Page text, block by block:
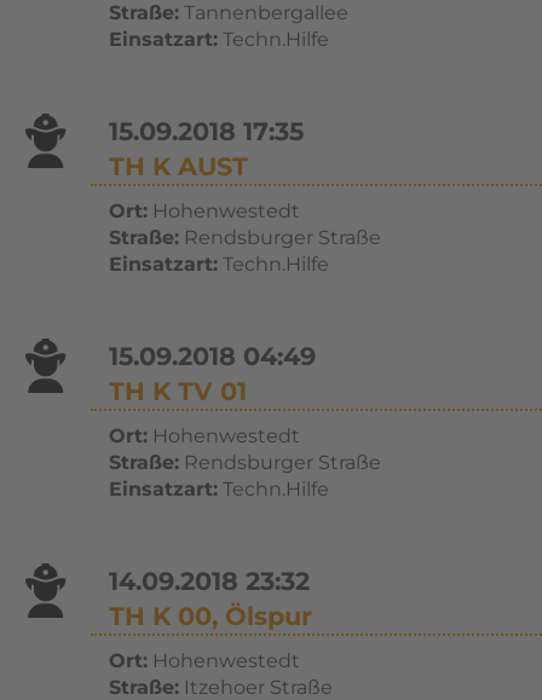
Straße:Tannenbergallee
Einsatzart:Techn.Hilfe
15.09.2018 17:35
TH K AUST
Ort:Hohenwestedt
Straße:Rendsburger Straße
Einsatzart:Techn.Hilfe
15.09.2018 04:49
TH K TV 01
Ort:Hohenwestedt
Straße:Rendsburger Straße
Einsatzart:Techn.Hilfe
14.09.2018 23:32
TH K 00, Ölspur
Ort:Hohenwestedt
Straße:Itzehoer Straße